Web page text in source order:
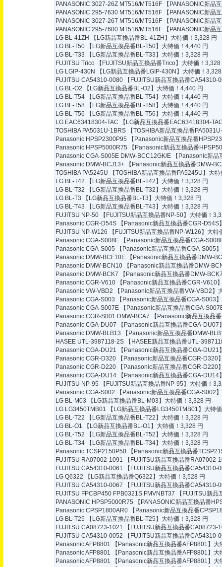
PANASONIC 3027-26Z MT516/MT516F
【PANASONIC新品
PANASONIC 295-7630 MT516/MT516F
【PANASONIC新品
PANASONIC 3027-26T MT516/MT516F
【PANASONIC新品
PANASONIC 295-7600 MT516/MT516F
【PANASONIC新品
LG BL-41ZH
【LG新品互換品番BL-41ZH】大特価！3,328 円
LG BL-T50
【LG新品互換品番BL-T50】大特価！4,440 円
LG BL-T33
【LG新品互換品番BL-T33】大特価！3,328 円
FUJITSU Trico
【FUJITSU新品互換品番Trico】大特価！3,328
LG LGIP-430N
【LG新品互換品番LGIP-430N】大特価！
FUJITSU CA54310-0080
【FUJITSU新品互換品番
LG BL-O2
【LG新品互換品番BL-O2】大特価！4,440 円
LG BL-T54
【LG新品互換品番BL-T54】大特価！4,440 円
LG BL-T58
【LG新品互換品番BL-T58】大特価！4,440 円
LG BL-T56
【LG新品互換品番BL-T56】大特価！4,440 円
LG EAC63418304-TAC
【LG新品互換品番EAC63418304-
TOSHIBA PA5031U-1BRS
【TOSHIBA新品互換品番
Panasonic HPSP2300P95
【Panasonic新品互換品番
Panasonic HPSP5000R75
【Panasonic新品互換品番
Panasonic CGA-S005E DMW-BCC12GK/E
【Panasonic新
Panasonic DMW-BCJ13+
【Panasonic新品互換品番DMW-
TOSHIBA PA5245U
【TOSHIBA新品互換品番PA5245U】大
LG BL-T42
【LG新品互換品番BL-T42】大特価！3,328 円
LG BL-T32
【LG新品互換品番BL-T32】大特価！3,328 円
LG BL-T3
【LG新品互換品番BL-T3】大特価！3,328 円
LG BL-T43
【LG新品互換品番BL-T43】大特価！3,328 円
FUJITSU NP-50
【FUJITSU新品互換品番NP-50】大特価！
Panasonic CGR-D54S
【Panasonic新品互換品番CGR-D54S
FUJITSU NP-W126
【FUJITSU新品互換品番NP-W126】大特
Panasonic CGA-S008E
【Panasonic新品互換品番CGA-
Panasonic CGA-S005
【Panasonic新品互換品番CGA-S005
Panasonic DMW-BCF10E
【Panasonic新品互換品番DMW-
Panasonic DMW-BCN10
【Panasonic新品互換品番DMW-
Panasonic DMW-BCK7
【Panasonic新品互換品番DMW-
Panasonic CGR-V610
【Panasonic新品互換品番CGR-V610
Panasonic VW-VBD2
【Panasonic新品互換品番VW-VBD2】
Panasonic CGA-S003
【Panasonic新品互換品番CGA-S003
Panasonic CGA-S007E
【Panasonic新品互換品番CGA-
Panasonic CGR-S001 DMW-BCA7
【Panasonic新品互換品
Panasonic CGA-DU07
【Panasonic新品互換品番CGA-DU07
Panasonic DMW-BLB13
【Panasonic新品互換品番DMW-
HASEE UTL-3987118-2S
【HASEE新品互換品番UTL-
Panasonic CGA-DU21
【Panasonic新品互換品番CGA-DU21
Panasonic CGR-D320
【Panasonic新品互換品番CGR-D320
Panasonic CGR-D220
【Panasonic新品互換品番CGR-D220
Panasonic CGA-DU14
【Panasonic新品互換品番CGA-DU14
FUJITSU NP-95
【FUJITSU新品互換品番NP-95】大特価！
Panasonic CGA-S002
【Panasonic新品互換品番CGA-S002
LG BL-M03
【LG新品互換品番BL-M03】大特価！3,328 円
LG LG3450TMB01
【LG新品互換品番LG3450TMB01】大特
LG BL-T22
【LG新品互換品番BL-T22】大特価！3,328 円
LG BL-O1
【LG新品互換品番BL-O1】大特価！3,328 円
LG BL-T52
【LG新品互換品番BL-T52】大特価！3,328 円
LG BL-T34
【LG新品互換品番BL-T34】大特価！3,328 円
Panasonic TCSP2150P50
【Panasonic新品互換品番
FUJITSU RA07002-1091
【FUJITSU新品互換品番
FUJITSU CA54310-0061
【FUJITSU新品互換品番
LG Q6322
【LG新品互換品番Q6322】大特価！3,528 円
FUJITSU CA54310-0067
【FUJITSU新品互換品番
FUJITSU FPCBP450 FPB0321S FMVNBT37
【FUJITSU新
PANASONIC HPSP5000R75
【PANASONIC新品互換品番
Panasonic CPSP1800AR0
【Panasonic新品互換品番
LG BL-T25
【LG新品互換品番BL-T25】大特価！3,328 円
FUJITSU CA08723-1021
【FUJITSU新品互換品番
FUJITSU CA54310-0052
【FUJITSU新品互換品番
Panasonic AFP8801
【Panasonic新品互換品番AFP8801】大
Panasonic AFP8801
【Panasonic新品互換品番AFP8801】大
Panasonic AFP8801
【Panasonic新品互換品番AFP8801】大